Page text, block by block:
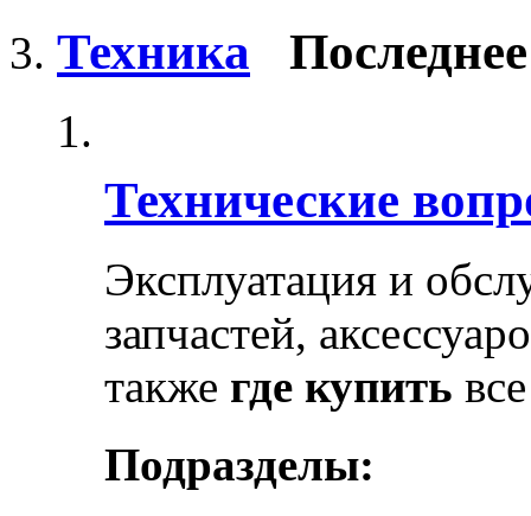
Техника
Технические
Эксплуатация и
запчастей,
также где купить
Подразделы: